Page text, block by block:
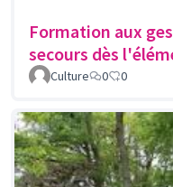
Formation aux
secours dès
Culture 0 0